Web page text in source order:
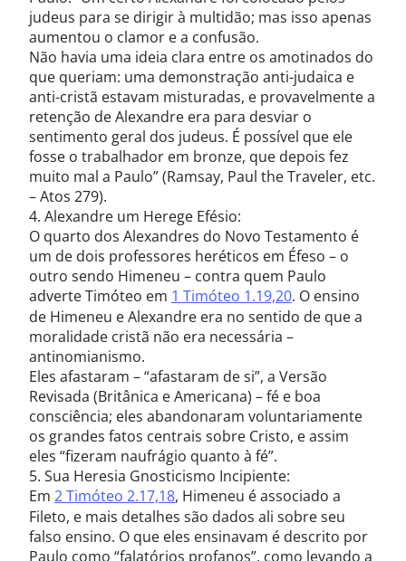
judeus para se dirigir à multidão; mas isso apenas
aumentou o clamor e a confusão.
Não havia uma ideia clara entre os amotinados do
que queriam: uma demonstração anti-judaica e
anti-cristã estavam misturadas, e provavelmente a
retenção de Alexandre era para desviar o
sentimento geral dos judeus. É possível que ele
fosse o trabalhador em bronze, que depois fez
muito mal a Paulo” (Ramsay, Paul the Traveler, etc.
– Atos 279).
4. Alexandre um Herege Efésio:
O quarto dos Alexandres do Novo Testamento é
um de dois professores heréticos em Éfeso – o
outro sendo Himeneu – contra quem Paulo
adverte Timóteo em 1 Timóteo 1.19,20. O ensino
de Himeneu e Alexandre era no sentido de que a
moralidade cristã não era necessária –
antinomianismo.
Eles afastaram – “afastaram de si”, a Versão
Revisada (Britânica e Americana) – fé e boa
consciência; eles abandonaram voluntariamente
os grandes fatos centrais sobre Cristo, e assim
eles “fizeram naufrágio quanto à fé”.
5. Sua Heresia Gnosticismo Incipiente:
Em 2 Timóteo 2.17,18, Himeneu é associado a
Fileto, e mais detalhes são dados ali sobre seu
falso ensino. O que eles ensinavam é descrito por
Paulo como “falatórios profanos”, como levando a